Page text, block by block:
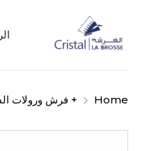
Home + فرش ورولات